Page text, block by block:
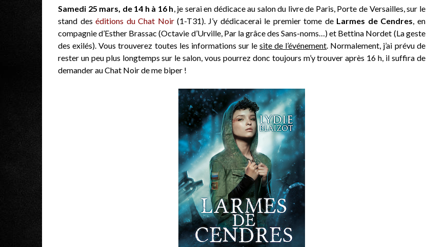
Samedi 25 mars, de 14 h à 16 h, je serai en dédicace au salon du livre de Paris, Porte de Versailles, sur le
stand des éditions du Chat Noir(1-T31). J’y dédicacerai le premier tome de Larmes de Cendres, en
compagnie d’Esther Brassac (Octavie d’Urville, Par la grâce des Sans-noms…) et Bettina Nordet (La geste
des exilés). Vous trouverez toutes les informations sur lesite de l’événement. Normalement, j’ai prévu de
rester un peu plus longtemps sur le salon, vous pourrez donc toujours m’y trouver après 16 h, il suffira de
demander au Chat Noir de me biper !